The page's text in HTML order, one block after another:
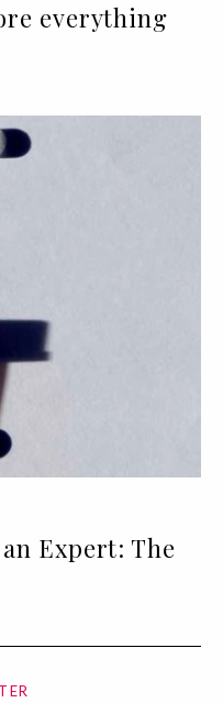
everything
Expert: The